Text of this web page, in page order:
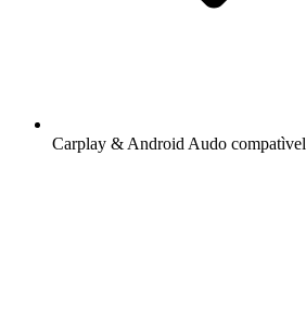
Carplay & Android Audo compatìvel